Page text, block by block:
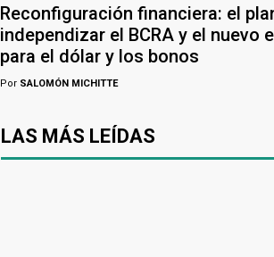
Reconfiguración financiera: el
independizar el BCRA y el nuevo
para el dólar y los bonos
Por SALOMÓN MICHITTE
LAS MÁS LEÍDAS